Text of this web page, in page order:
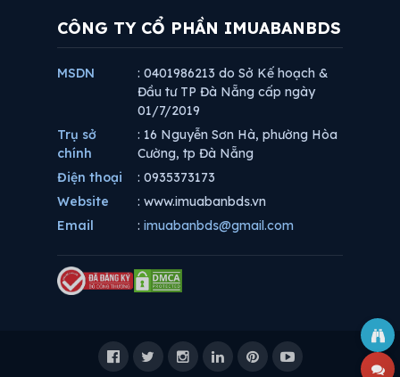
CÔNG TY CỔ PHẦN IMUABANBDS
MSDN
: 0401986213 do Sở Kế hoạch &
Đầu tư TP Đà Nẵng cấp ngày
01/7/2019
Trụ sở
chính
: 16 Nguyễn Sơn Hà, phường Hòa
Cường, tp Đà Nẵng
Điện thoại
: 0935373173
Website
: www.imuabanbds.vn
Email
: imuabanbds@gmail.com